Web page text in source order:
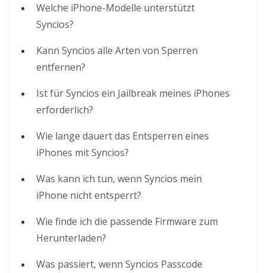
Welche iPhone-Modelle unterstützt
Syncios?
Kann Syncios alle Arten von Sperren
entfernen?
Ist für Syncios ein Jailbreak meines iPhones
erforderlich?
Wie lange dauert das Entsperren eines
iPhones mit Syncios?
Was kann ich tun, wenn Syncios mein
iPhone nicht entsperrt?
Wie finde ich die passende Firmware zum
Herunterladen?
Was passiert, wenn Syncios Passcode